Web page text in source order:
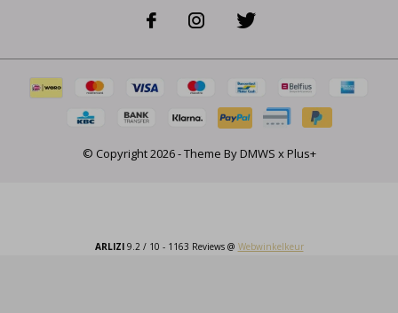
© Copyright2026- Theme ByDMWS x Plus+
ARLIZI9.2 / 10 - 1163 Reviews @ Webwinkelkeur